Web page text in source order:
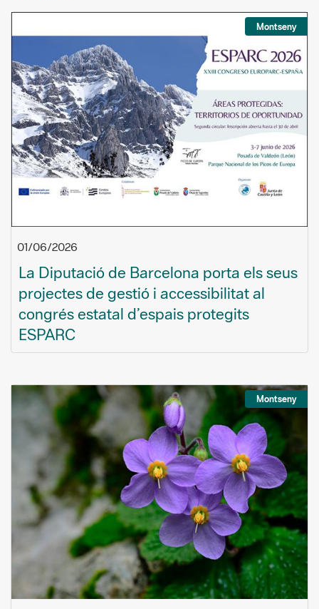
Montseny
01/06/2026
La Diputació de Barcelona porta els seus
projectes de gestió i accessibilitat al
congrés estatal d’espais protegits
ESPARC
Montseny